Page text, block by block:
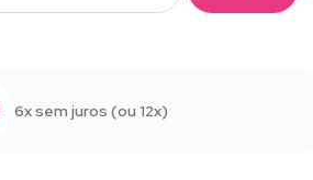
6x sem juros (ou 12x)